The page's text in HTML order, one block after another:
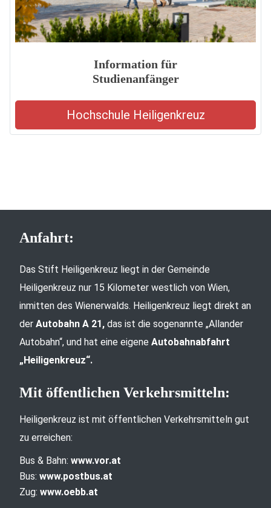
Information für
Studienanfänger
Hochschule Heiligenkreuz
Anfahrt:
Das Stift Heiligenkreuz liegt in der Gemeinde
Heiligenkreuz nur 15 Kilometer westlich von Wien,
inmitten des Wienerwalds. Heiligenkreuz liegt direkt an
der Autobahn A 21, das ist die sogenannte „Allander
Autobahn“, und hat eine eigene Autobahnabfahrt
„Heiligenkreuz“.
Mit öffentlichen Verkehrsmitteln:
Heiligenkreuz ist mit öffentlichen Verkehrsmitteln gut
zu erreichen:
Bus & Bahn: www.vor.at
Bus: www.postbus.at
Zug: www.oebb.at